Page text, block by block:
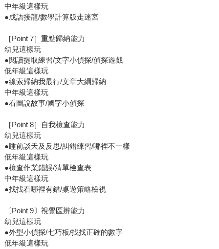
中年級這樣玩
●成語接龍/數學計算版走迷宮
［Point 7］重點歸納能力
幼兒這樣玩
●閱讀提取練習/文字小偵探/偵探遊戲
低年級這樣玩
●線索歸納我最行/文章大綱歸納
中年級這樣玩
●看圖說故事/國字小偵探
［Point 8］自我檢查能力
幼兒這樣玩
●睡前談天及反思/糾錯練習/哪裡不一樣
低年級這樣玩
●檢查作業錯誤/清單檢查表
中年級這樣玩
●找找看哪裡有錯/桌遊策略檢視
〔Point 9〕視覺區辨能力
幼兒這樣玩
●外型小偵探/七巧板/找找正確的數字
低年級這樣玩